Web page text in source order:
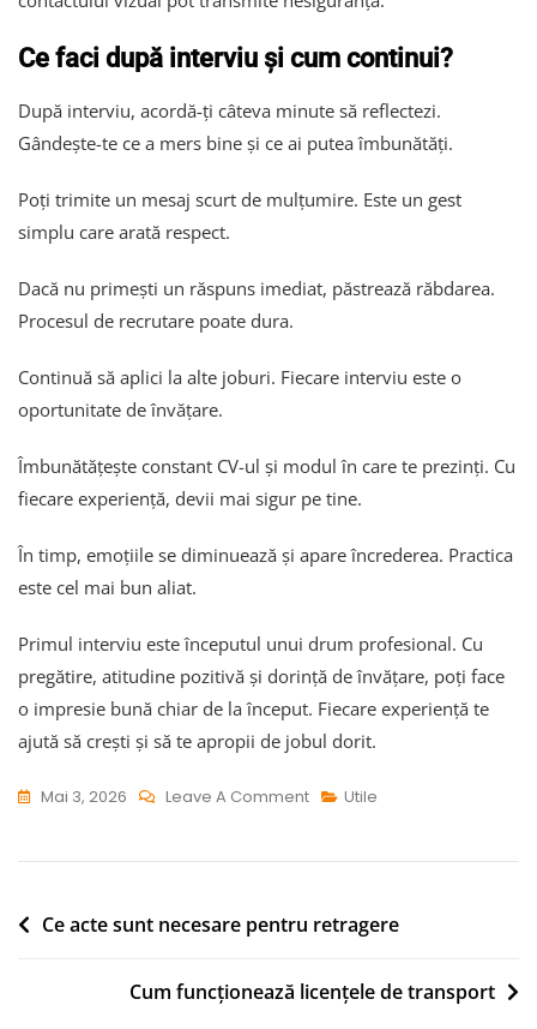
Ce faci după interviu și cum continui?
După interviu, acordă-ți câteva minute să reflectezi.
Gândește-te ce a mers bine și ce ai putea îmbunătăți.
Poți trimite un mesaj scurt de mulțumire. Este un gest
simplu care arată respect.
Dacă nu primești un răspuns imediat, păstrează răbdarea.
Procesul de recrutare poate dura.
Continuă să aplici la alte joburi. Fiecare interviu este o
oportunitate de învățare.
Îmbunătățește constant CV-ul și modul în care te prezinți. Cu
fiecare experiență, devii mai sigur pe tine.
În timp, emoțiile se diminuează și apare încrederea. Practica
este cel mai bun aliat.
Primul interviu este începutul unui drum profesional. Cu
pregătire, atitudine pozitivă și dorință de învățare, poți face
o impresie bună chiar de la început. Fiecare experiență te
ajută să crești și să te apropii de jobul dorit.
Mai 3, 2026 Leave A CommentOn
Te
Pentru
Interviu
Utile
Navigare
Ce acte sunt necesare pentru retragere
Cum funcționează licențele de transport